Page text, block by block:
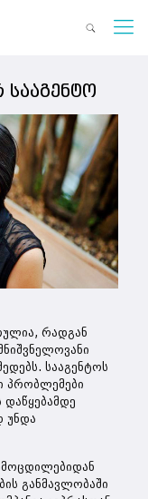
რადგან
სააგენტოს
პრობლემები
უნდა
განმავლობაში